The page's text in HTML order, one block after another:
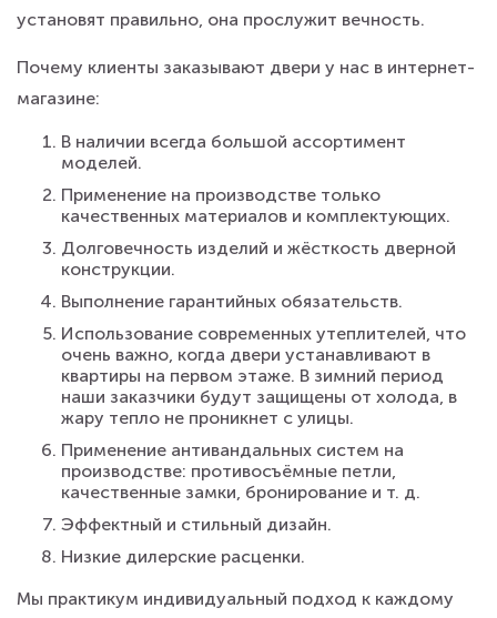
установят правильно, она прослужит вечность.
Почему клиенты заказывают двери у нас в интернет-
магазине:
В наличии всегда большой ассортимент
моделей.
Применение на производстве только
качественных материалов и комплектующих.
Долговечность изделий и жёсткость дверной
конструкции.
Выполнение гарантийных обязательств.
Использование современных утеплителей, что
очень важно, когда двери устанавливают в
квартиры на первом этаже. В зимний период
наши заказчики будут защищены от холода, в
жару тепло не проникнет с улицы.
Применение антивандальных систем на
производстве: противосъёмные петли,
качественные замки, бронирование и т. д.
Эффектный и стильный дизайн.
Низкие дилерские расценки.
Мы практикум индивидуальный подход к каждому